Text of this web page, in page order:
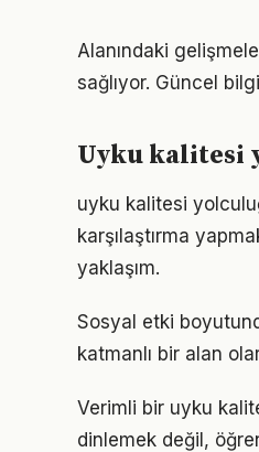
Alanındaki
sağlıyor. Güncel
Uyku kalitesi
uyku kalitesi
karşılaştırma
yaklaşım.
Sosyal etki
katmanlı bir alan
Verimli bir uyku
dinlemek değil,